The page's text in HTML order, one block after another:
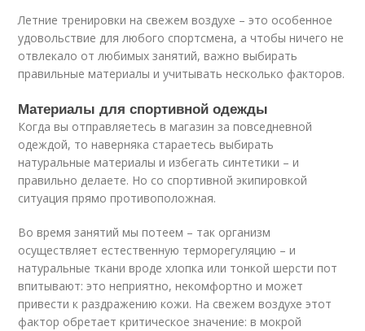
Летние тренировки на свежем воздухе – это особенное
удовольствие для любого спортсмена, а чтобы ничего не
отвлекало от любимых занятий, важно выбирать
правильные материалы и учитывать несколько факторов.
Материалы для спортивной одежды
Когда вы отправляетесь в магазин за повседневной
одеждой, то наверняка стараетесь выбирать
натуральные материалы и избегать синтетики – и
правильно делаете. Но со спортивной экипировкой
ситуация прямо противоположная.
Во время занятий мы потеем – так организм
осуществляет естественную терморегуляцию – и
натуральные ткани вроде хлопка или тонкой шерсти пот
впитывают: это неприятно, некомфортно и может
привести к раздражению кожи. На свежем воздухе этот
фактор обретает критическое значение: в мокрой